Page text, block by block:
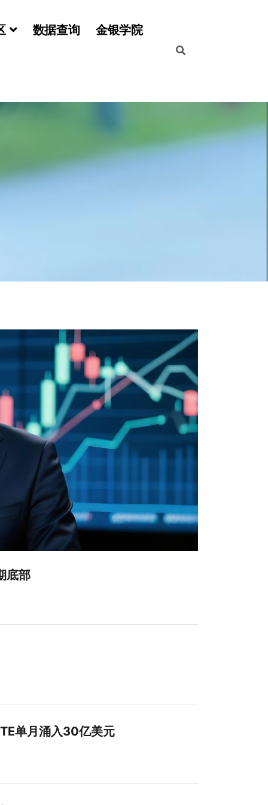
数据查询 金银学院
底部
单月涌入30亿美元